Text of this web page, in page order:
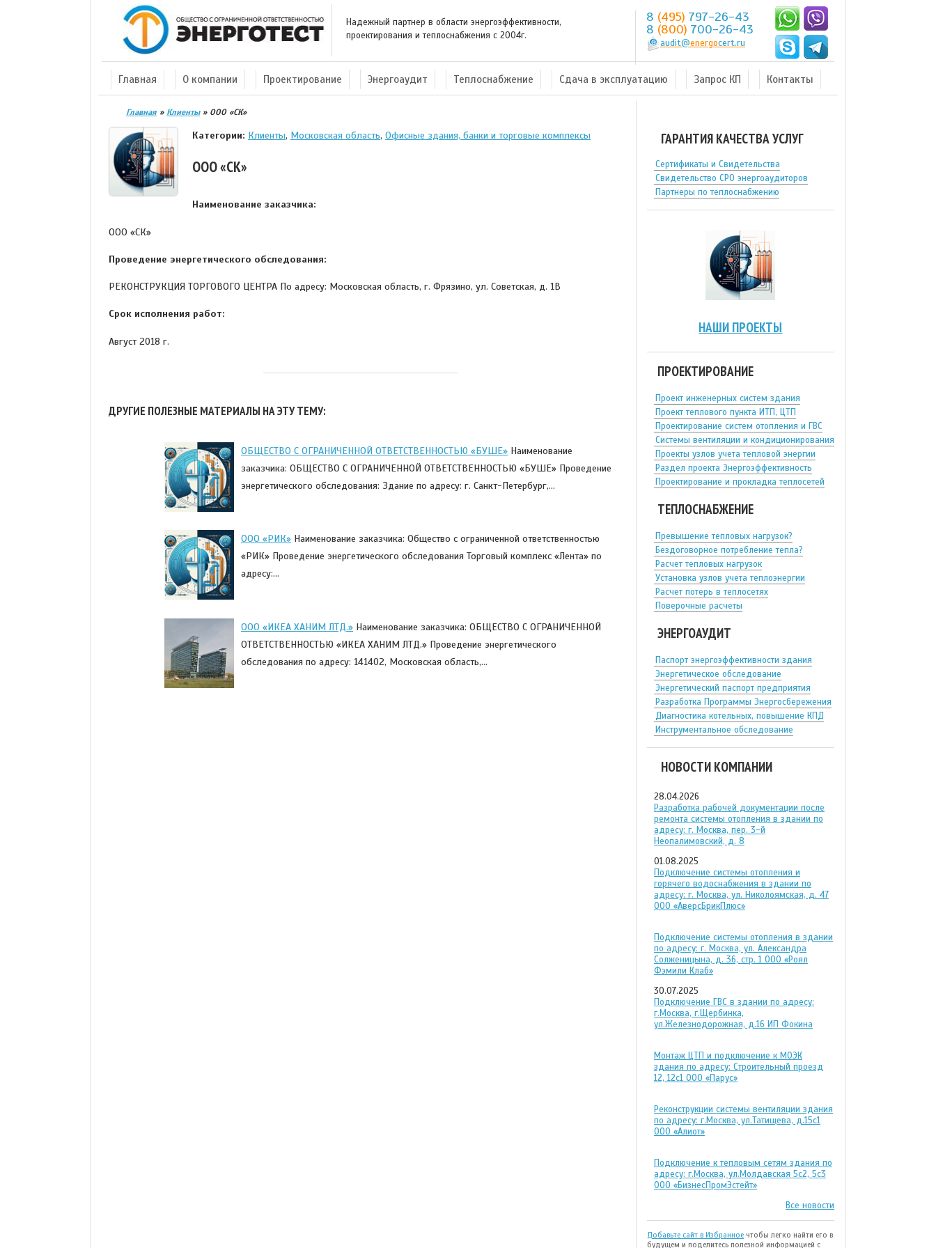
Надежный партнер в области энергоэффективности,
проектирования и теплоснабжения с 2004г.
8 (495) 797-26-43
8 (800) 700-26-43
audit@energocert.ru
Главная О компании Проектирование Энергоаудит Теплоснабжение Сдача в эксплуатацию Запрос КП Контакты
Главная » Клиенты» ООО «СК»
Категории: Клиенты, Московская область, Офисные здания, банки и торговые комплексы
ООО «СК»
Наименование заказчика:
ООО «СК»
Проведение энергетического обследования:
РЕКОНСТРУКЦИЯ ТОРГОВОГО ЦЕНТРА По адресу: Московская область, г. Фрязино, ул. Советская, д. 1В
Срок исполнения работ:
Август 2018 г.
ДРУГИЕ ПОЛЕЗНЫЕ МАТЕРИАЛЫ НА ЭТУ ТЕМУ:
ОБЩЕСТВО С ОГРАНИЧЕННОЙ ОТВЕТСТВЕННОСТЬЮ «БУШЕ» Наименование
заказчика: ОБЩЕСТВО С ОГРАНИЧЕННОЙ ОТВЕТСТВЕННОСТЬЮ «БУШЕ» Проведение
энергетического обследования: Здание по адресу: г. Санкт-Петербург,…
ООО «РИК» Наименование заказчика: Общество с ограниченной ответственностью
«РИК» Проведение энергетического обследования Торговый комплекс «Лента» по
адресу:…
ООО «ИКЕА ХАНИМ ЛТД.» Наименование заказчика: ОБЩЕСТВО С ОГРАНИЧЕННОЙ
ОТВЕТСТВЕННОСТЬЮ «ИКЕА ХАНИМ ЛТД.» Проведение энергетического
обследования по адресу: 141402, Московская область,…
ГАРАНТИЯ КАЧЕСТВА УСЛУГ
Сертификаты и Свидетельства
Свидетельство СРО энергоаудиторов
Партнеры по теплоснабжению
НАШИ ПРОЕКТЫ
ПРОЕКТИРОВАНИЕ
Проект инженерных систем здания
Проект теплового пункта ИТП, ЦТП
Проектирование систем отопления и ГВС
Системы вентиляции и кондиционирования
Проекты узлов учета тепловой энергии
Раздел проекта Энергоэффективность
Проектирование и прокладка теплосетей
ТЕПЛОСНАБЖЕНИЕ
Превышение тепловых нагрузок?
Бездоговорное потребление тепла?
Расчет тепловых нагрузок
Установка узлов учета теплоэнергии
Расчет потерь в теплосетях
Поверочные расчеты
ЭНЕРГОАУДИТ
Паспорт энергоэффективности здания
Энергетическое обследование
Энергетический паспорт предприятия
Разработка Программы Энергосбережения
Диагностика котельных, повышение КПД
Инструментальное обследование
НОВОСТИ КОМПАНИИ
28.04.2026
Разработка рабочей документации после
ремонта системы отопления в здании по
адресу: г. Москва, пер. 3-й
Неопалимовский, д. 8
01.08.2025
Подключение системы отопления и
горячего водоснабжения в здании по
адресу: г. Москва, ул. Николоямская, д. 47
ООО «АверсБрикПлюс»
Подключение системы отопления в здании
по адресу: г. Москва, ул. Александра
Солженицына, д. 36, стр. 1 ООО «Роял
Фэмили Клаб»
30.07.2025
Подключение ГВС в здании по адресу:
г.Москва, г.Щербинка,
ул.Железнодорожная, д.16 ИП Фокина
Монтаж ЦТП и подключение к МОЭК
здания по адресу: Строительный проезд
12, 12с1 ООО «Парус»
Реконструкции системы вентиляции здания
по адресу: г.Москва, ул.Татищева, д.15с1
ООО «Алиот»
Подключение к тепловым сетям здания по
адресу: г.Москва, ул.Молдавская 5с2, 5с3
ООО «БизнесПромЭстейт»
Все новости
Добавьте сайт в Избранноечтобы легко найти его в
будущем и поделитесь полезной информацией с